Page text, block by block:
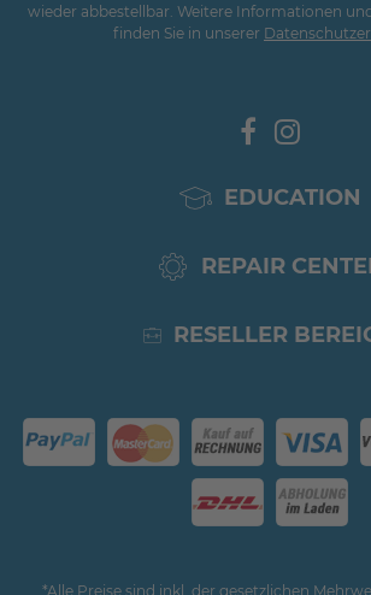
wieder abbestellbar. Weitere Informationen
finden Sie in unserer
EDUCATION
REPAIR
RESELLER
*Alle Preise sind inkl. der gesetzlichen